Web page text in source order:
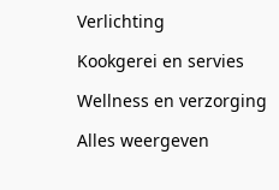
Verlichting
Kookgerei en servies
Wellness en verzorging
Alles weergeven